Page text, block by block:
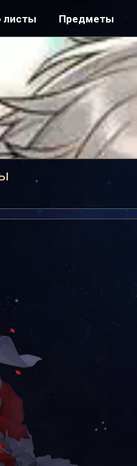
листы Предметы